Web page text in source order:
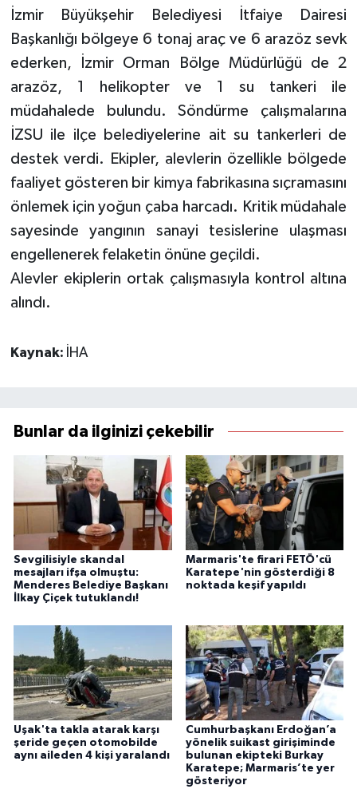
İzmir Büyükşehir Belediyesi İtfaiye Dairesi
Başkanlığı bölgeye 6 tonaj araç ve 6 arazöz sevk
ederken, İzmir Orman Bölge Müdürlüğü de 2
arazöz, 1 helikopter ve 1 su tankeri ile
müdahalede bulundu. Söndürme çalışmalarına
İZSU ile ilçe belediyelerine ait su tankerleri de
destek verdi. Ekipler, alevlerin özellikle bölgede
faaliyet gösteren bir kimya fabrikasına sıçramasını
önlemek için yoğun çaba harcadı. Kritik müdahale
sayesinde yangının sanayi tesislerine ulaşması
engellenerek felaketin önüne geçildi.
Alevler ekiplerin ortak çalışmasıyla kontrol altına
alındı.
Kaynak: İHA
Bunlar da ilginizi çekebilir
Sevgilisiyle skandal
mesajları ifşa olmuştu:
Menderes Belediye Başkanı
İlkay Çiçek tutuklandı!
Marmaris'te firari FETÖ'cü
Karatepe'nin gösterdiği 8
noktada keşif yapıldı
Uşak'ta takla atarak karşı
şeride geçen otomobilde
aynı aileden 4 kişi yaralandı
Cumhurbaşkanı Erdoğan’a
yönelik suikast girişiminde
bulunan ekipteki Burkay
Karatepe; Marmaris’te yer
gösteriyor